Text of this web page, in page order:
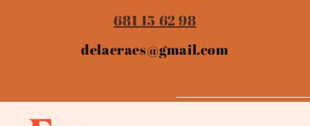
681 15 62 98
delaeraes@gmail.com